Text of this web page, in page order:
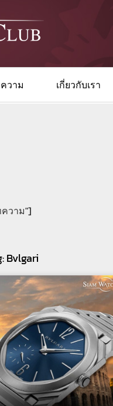
วาม เกี่ยวกับเรา
ความ"]
Bvlgari